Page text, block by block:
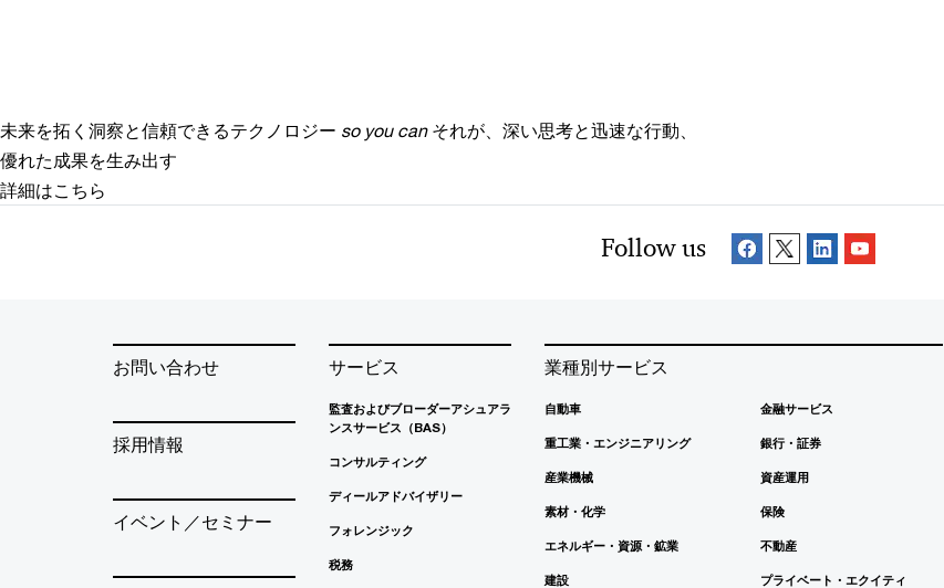
未来を拓く洞察と信頼できるテクノロジー so you can それが、深い思考と迅速な行動、
優れた成果を生み出す
詳細はこちら
Follow us
お問い合わせ
採用情報
イベント／セミナー
サービス
監査およびブローダーアシュアラ
ンスサービス（BAS）
コンサルティング
ディールアドバイザリー
フォレンジック
税務
業種別サービス
自動車
重工業・エンジニアリング
産業機械
素材・化学
エネルギー・資源・鉱業
建設
金融サービス
銀行・証券
資産運用
保険
不動産
プライベート・エクイティ